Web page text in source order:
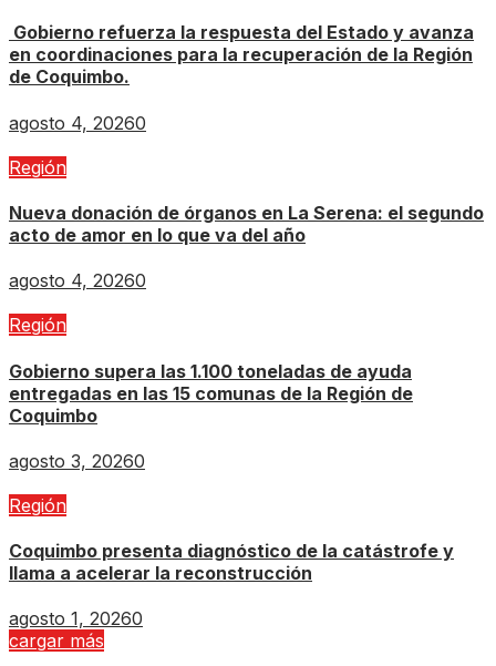
Gobierno refuerza la respuesta del Estado y avanza
en coordinaciones para la recuperación de la Región
de Coquimbo.
agosto 4, 20260
Región
Nueva donación de órganos en La Serena: el segundo
acto de amor en lo que va del año
agosto 4, 20260
Región
Gobierno supera las 1.100 toneladas de ayuda
entregadas en las 15 comunas de la Región de
Coquimbo
agosto 3, 20260
Región
Coquimbo presenta diagnóstico de la catástrofe y
llama a acelerar la reconstrucción
agosto 1, 20260
cargar más